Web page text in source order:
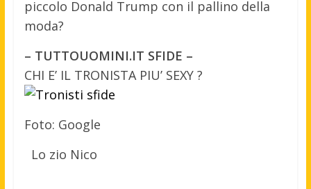
piccolo Donald Trump con il pallino della
moda?
– TUTTOUOMINI.IT SFIDE –
CHI E’ IL TRONISTA PIU’ SEXY ?
Foto: Google
Lo zio Nico